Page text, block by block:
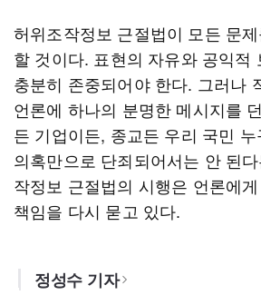
허위조작정보 근절법이 모든 문
할 것이다. 표현의 자유와 공익적
충분히 존중되어야 한다. 그러나
언론에 하나의 분명한 메시지를
든 기업이든, 종교든 우리 국민
의혹만으로 단죄되어서는 안 된
작정보 근절법의 시행은 언론에
책임을 다시 묻고 있다.
정성수 기자